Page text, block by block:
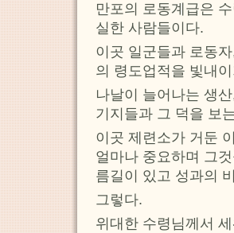
만포의 로동계급은
실한 사람들이다.
이곳 일군들과 로동
의 령도업적을 빛내
나날이 늘어나는 생
기지들과 그 덕을 보
이곳 제련소가 거둔
얼마나 중요하며 그
름길이 있고 성과의
그렇다.
위대한 수령님께서